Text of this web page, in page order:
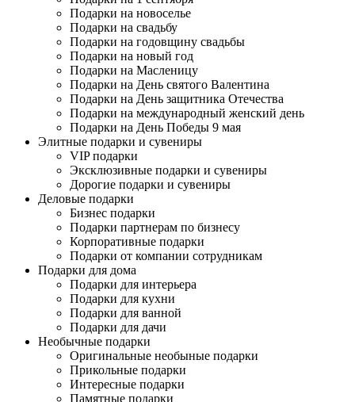
Подарки на новоселье
Подарки на свадьбу
Подарки на годовщину свадьбы
Подарки на новый год
Подарки на Масленицу
Подарки на День святого Валентина
Подарки на День защитника Отечества
Подарки на международный женский день
Подарки на День Победы 9 мая
Элитные подарки и сувениры
VIP подарки
Эксклюзивные подарки и сувениры
Дорогие подарки и сувениры
Деловые подарки
Бизнес подарки
Подарки партнерам по бизнесу
Корпоративные подарки
Подарки от компании сотрудникам
Подарки для дома
Подарки для интерьера
Подарки для кухни
Подарки для ванной
Подарки для дачи
Необычные подарки
Оригинальные необыные подарки
Прикольные подарки
Интересные подарки
Памятные подарки